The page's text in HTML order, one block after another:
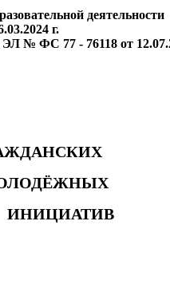
деятельности
г.
№ ФС 77 - 76118 от